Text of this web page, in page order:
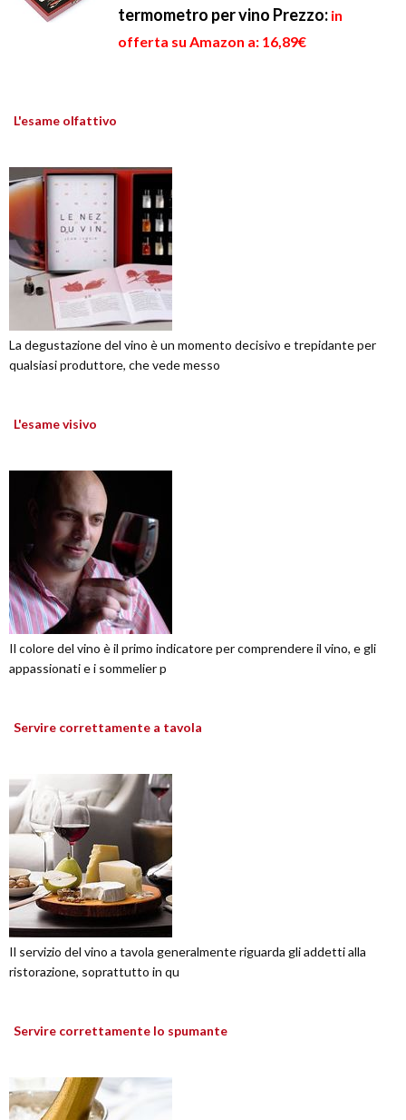
termometro per vino Prezzo: in
offerta su Amazon a: 16,89€
L'esame olfattivo
La degustazione del vino è un momento decisivo e trepidante per
qualsiasi produttore, che vede messo
L'esame visivo
Il colore del vino è il primo indicatore per comprendere il vino, e gli
appassionati e i sommelier p
Servire correttamente a tavola
Il servizio del vino a tavola generalmente riguarda gli addetti alla
ristorazione, soprattutto in qu
Servire correttamente lo spumante